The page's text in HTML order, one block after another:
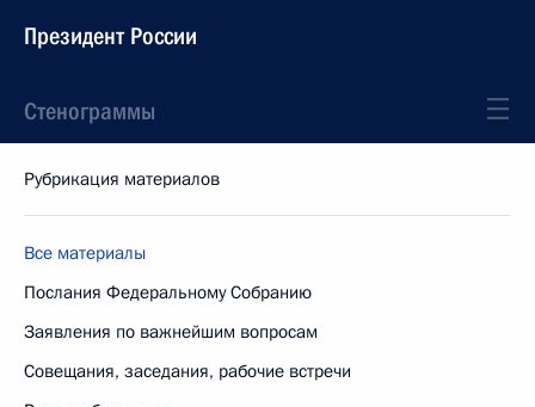
Президент России
Стенограммы
Рубрикация материалов
Все материалы
Послания Федеральному Собранию
Заявления по важнейшим вопросам
Совещания, заседания, рабочие встречи